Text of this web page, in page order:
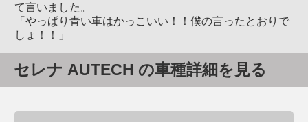
て言いました。
「やっぱり青い車はかっこいい！！僕の言ったとおりで
しょ！！」
セレナ AUTECH の車種詳細を見る